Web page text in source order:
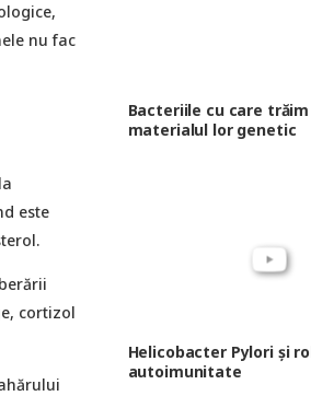
nu fac
este
cortizol
Bacteriile cu care trăim
materialul lor genetic
Helicobacter Pylori și
autoimunitate